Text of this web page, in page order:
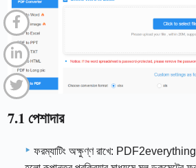
7.1 পেশাদার
ফরম্যাটিং অক্ষুণ্ণ রাখে: